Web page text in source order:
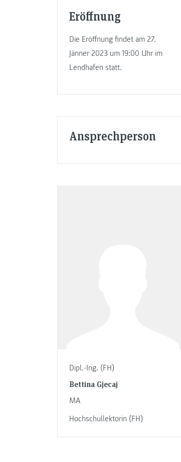
Eröffnung
Die Eröffnung findet am 27.
Jänner 2023 um 19:00 Uhr im
Lendhafen statt.
Ansprechperson
Dipl.-Ing. (FH)
Bettina Gjecaj
MA
Hochschullektorin (FH)